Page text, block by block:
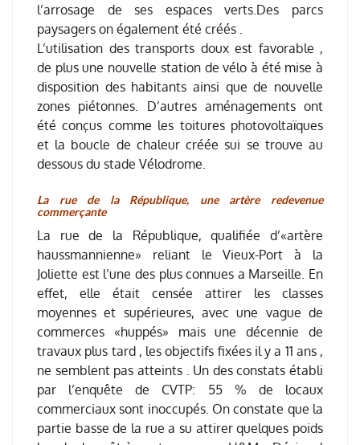
l’arrosage de ses espaces verts.Des parcs
paysagers on également été créés .
L’utilisation des transports doux est favorable ,
de plus une nouvelle station de vélo à été mise à
disposition des habitants ainsi que de nouvelle
zones piétonnes. D’autres aménagements ont
été conçus comme les toitures photovoltaïques
et la boucle de chaleur créée sui se trouve au
dessous du stade Vélodrome.
La rue de la République, une artère redevenue
commerçante
La rue de la République, qualifiée d’«artère
haussmannienne» reliant le Vieux-Port à la
Joliette est l’une des plus connues a Marseille. En
effet, elle était censée attirer les classes
moyennes et supérieures, avec une vague de
commerces «huppés» mais une décennie de
travaux plus tard , les objectifs fixées il y a 11 ans ,
ne semblent pas atteints . Un des constats établi
par l’enquête de CVTP: 55 % de locaux
commerciaux sont inoccupés. On constate que la
partie basse de la rue a su attirer quelques poids